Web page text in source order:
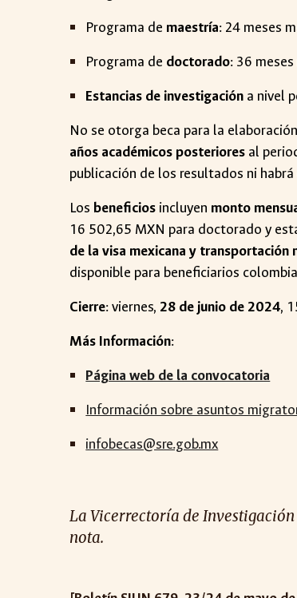
Programa de maestría: 24 meses
Programa de doctorado: 36
Estancias de investigación a nivel
No se otorga beca para la
años académicos posteriores al
publicación de los resultados ni
Los beneficios incluyen monto
16 502,65 MXN para doctorado y
de la visa mexicana y transportación
disponible para beneficiarios
Cierre:viernes, 28 de junio de 2024,
Más Información:
Página web de la convocatoria
Información sobre asuntos
infobecas@sre.gob.mx
La Vicerrectoría de
nota.